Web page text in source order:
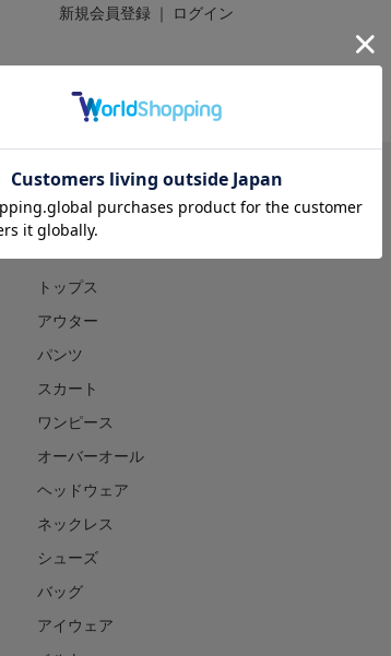
新規会員登録 ｜ ログイン
CATEGORY
トップス
アウター
パンツ
スカート
ワンピース
オーバーオール
ヘッドウェア
ネックレス
シューズ
バッグ
アイウェア